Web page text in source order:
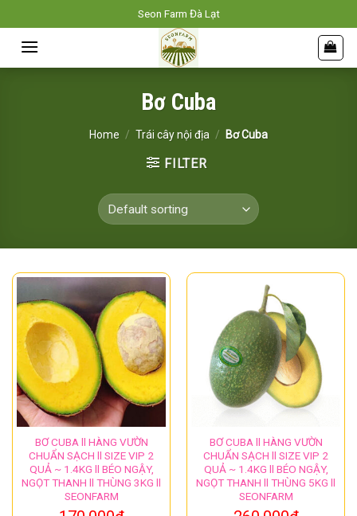
to
content
Seon Farm Đà Lạt
Bơ Cuba
Home / Trái cây nội địa / Bơ Cuba
FILTER
BƠ CUBA ll HÀNG VƯỜN
CHUẨN SẠCH ll SIZE VIP 2
QUẢ ~ 1.4KG ll BÉO NGẬY,
NGỌT THANH ll THÙNG 3KG ll
SEONFARM
BƠ CUBA ll HÀNG VƯỜN
CHUẨN SẠCH ll SIZE VIP 2
QUẢ ~ 1.4KG ll BÉO NGẬY,
NGỌT THANH ll THÙNG 5KG ll
SEONFARM